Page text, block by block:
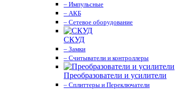
– Импульсные
– АКБ
– Сетевое оборудование
СКУД
– Замки
– Считыватели и контроллеры
Преобразователи и усилители
– Сплиттеры и Переключатели